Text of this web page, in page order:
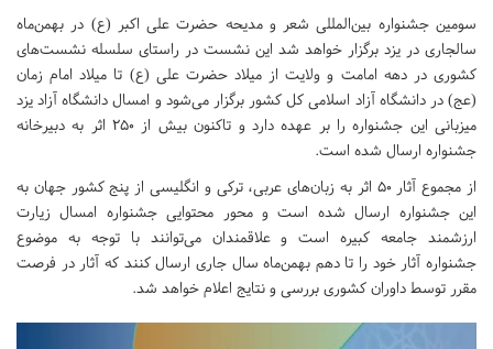
سومین جشنواره بین‌المللی شعر و مدیحه حضرت علی اکبر (ع) در بهمن‌ماه
سالجاری در یزد برگزار خواهد شد این نشست در راستای سلسله نشست‌های
کشوری در دهه امامت و ولایت از میلاد حضرت علی (ع) تا میلاد امام زمان
(عج) در دانشگاه آزاد اسلامی کل کشور برگزار می‌شود و امسال دانشگاه آزاد یزد
میزبانی این جشنواره را بر عهده دارد و تاکنون بیش از ۲۵۰ اثر به دبیرخانه
جشنواره ارسال شده است.
از مجموع آثار ۵۰ اثر به زبان‌های عربی، ترکی و انگلیسی از پنج کشور جهان به
این جشنواره ارسال شده است و محور محتوایی جشنواره امسال زیارت
ارزشمند جامعه کبیره است و علاقمندان می‌توانند با توجه به موضوع
جشنواره آثار خود را تا دهم بهمن‌ماه سال جاری ارسال کنند که آثار در فرصت
مقرر توسط داوران کشوری بررسی و نتایج اعلام خواهد شد.